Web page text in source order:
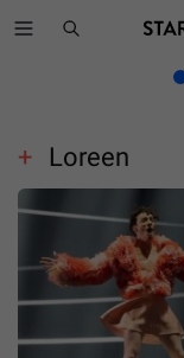
Loreen